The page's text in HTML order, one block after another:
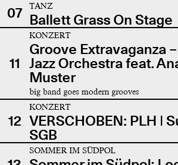
07
TANZ
Ballett Grass On Stage
11
KONZERT
Groove Extravaganza
Jazz Orchestra feat.
Muster
big band goes modern grooves
12
KONZERT
VERSCHOBEN: PLH |
SGB
SOMMER IM SÜDPOL